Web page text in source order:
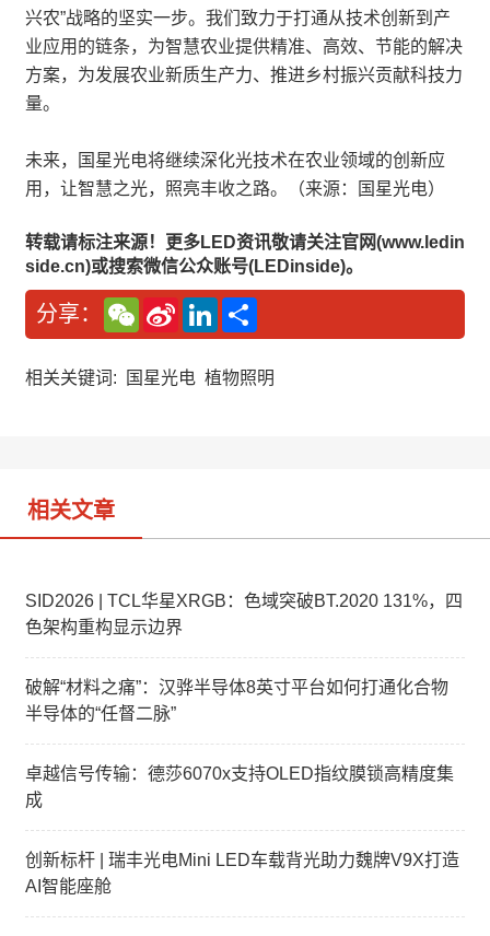
兴农”战略的坚实一步。我们致力于打通从技术创新到产
业应用的链条，为智慧农业提供精准、高效、节能的解决
方案，为发展农业新质生产力、推进乡村振兴贡献科技力
量。
未来，国星光电将继续深化光技术在农业领域的创新应
用，让智慧之光，照亮丰收之路。（来源：国星光电）
转载请标注来源！更多LED资讯敬请关注官网(www.ledin
side.cn)或搜索微信公众账号(LEDinside)。
分享：
W
e
C
a
S
n
W
L
n
e
相关关键词: 国星光电 植物照明
相关文章
SID2026 | TCL华星XRGB：色域突破BT.2020 131%，四
色架构重构显示边界
破解“材料之痛”：汉骅半导体8英寸平台如何打通化合物
半导体的“任督二脉”
卓越信号传输：德莎6070x支持OLED指纹膜锁高精度集
成
创新标杆 | 瑞丰光电Mini LED车载背光助力魏牌V9X打造
AI智能座舱